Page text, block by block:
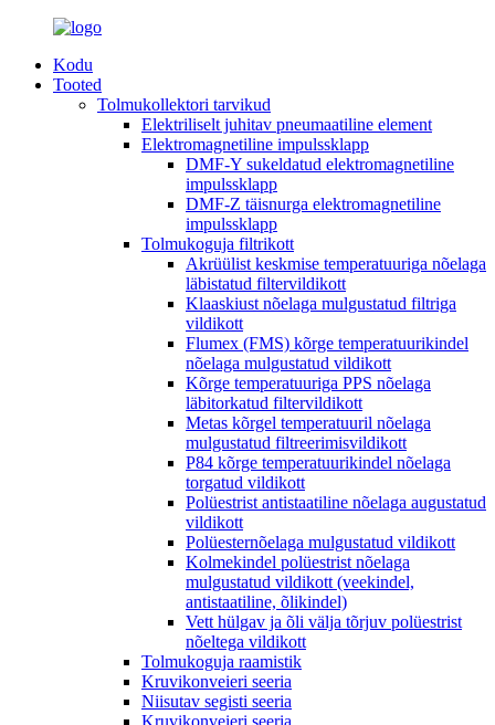
Kodu
Tooted
Tolmukollektori tarvikud
Elektriliselt juhitav pneumaatiline element
Elektromagnetiline impulssklapp
DMF-Y sukeldatud elektromagnetiline
impulssklapp
DMF-Z täisnurga elektromagnetiline
impulssklapp
Tolmukoguja filtrikott
Akrüülist keskmise temperatuuriga nõelaga
läbistatud filtervildikott
Klaaskiust nõelaga mulgustatud filtriga
vildikott
Flumex (FMS) kõrge temperatuurikindel
nõelaga mulgustatud vildikott
Kõrge temperatuuriga PPS nõelaga
läbitorkatud filtervildikott
Metas kõrgel temperatuuril nõelaga
mulgustatud filtreerimisvildikott
P84 kõrge temperatuurikindel nõelaga
torgatud vildikott
Polüestrist antistaatiline nõelaga augustatud
vildikott
Polüesternõelaga mulgustatud vildikott
Kolmekindel polüestrist nõelaga
mulgustatud vildikott (veekindel,
antistaatiline, õlikindel)
Vett hülgav ja õli välja tõrjuv polüestrist
nõeltega vildikott
Tolmukoguja raamistik
Kruvikonveieri seeria
Niisutav segisti seeria
Kruvikonveieri seeria